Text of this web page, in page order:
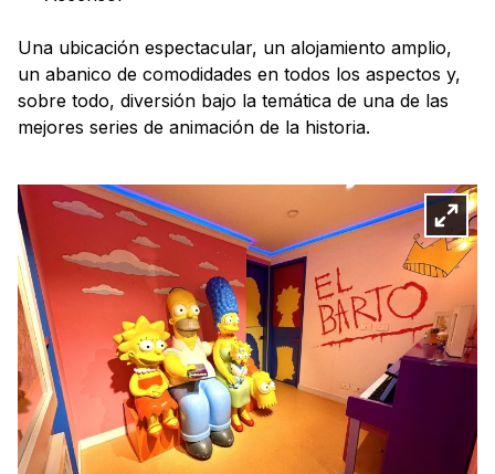
Una ubicación espectacular, un alojamiento amplio,
un abanico de comodidades en todos los aspectos y,
sobre todo, diversión bajo la temática de una de las
mejores series de animación de la historia.